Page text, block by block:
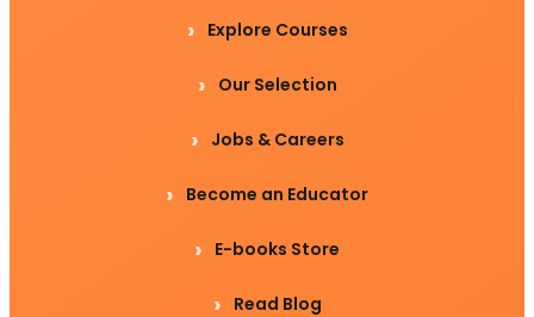
Explore Courses
Our Selection
Jobs & Careers
Become an Educator
E-books Store
Read Blog